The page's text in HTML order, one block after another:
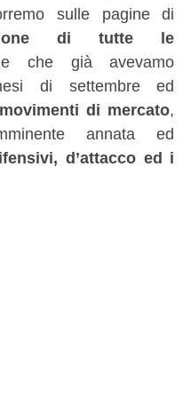
sulle pagine di
di tutte le
che già avevamo
di settembre ed
movimenti di mercato,
annata ed
d’attacco ed i